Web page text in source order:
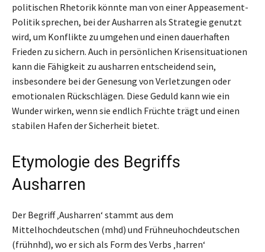
politischen Rhetorik könnte man von einer Appeasement-
Politik sprechen, bei der Ausharren als Strategie genutzt
wird, um Konflikte zu umgehen und einen dauerhaften
Frieden zu sichern. Auch in persönlichen Krisensituationen
kann die Fähigkeit zu ausharren entscheidend sein,
insbesondere bei der Genesung von Verletzungen oder
emotionalen Rückschlägen. Diese Geduld kann wie ein
Wunder wirken, wenn sie endlich Früchte trägt und einen
stabilen Hafen der Sicherheit bietet.
Etymologie des Begriffs
Ausharren
Der Begriff ‚Ausharren‘ stammt aus dem
Mittelhochdeutschen (mhd) und Frühneuhochdeutschen
(frühnhd), wo er sich als Form des Verbs ‚harren‘